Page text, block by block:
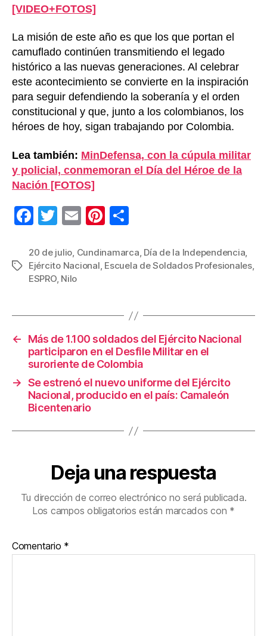
[VIDEO+FOTOS]
La misión de este año es que los que portan el
camuflado continúen transmitiendo el legado
histórico a las nuevas generaciones. Al celebrar
este acontecimiento se convierte en la inspiración
para seguir defendiendo la soberanía y el orden
constitucional y que, junto a los colombianos, los
héroes de hoy, sigan trabajando por Colombia.
Lea también: MinDefensa, con la cúpula militar
y policial, conmemoran el Día del Héroe de la
Nación [FOTOS]
F
c
e
o
o
k
T
tt
er
E
ail
Pi
er
e
m
p
tir
Etiquetas
20 de julio, Cundinamarca, Día de la Independencia,
Ejército Nacional, Escuela de Soldados Profesionales,
ESPRO, Nilo
←
Más de 1.100 soldados del Ejército Nacional
participaron en el Desfile Militar en el
suroriente de Colombia
→ Se estrenó el nuevo uniforme del Ejército
Nacional, producido en el país: Camaleón
Bicentenario
Deja una respuesta
Tu dirección de correo electrónico no será publicada.
Los campos obligatorios están marcados con *
Comentario *